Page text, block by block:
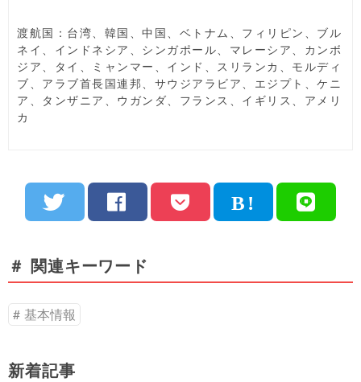
渡航国：台湾、韓国、中国、ベトナム、フィリピン、ブル
ネイ、インドネシア、シンガポール、マレーシア、カンボ
ジア、タイ、ミャンマー、インド、スリランカ、モルディ
ブ、アラブ首長国連邦、サウジアラビア、エジプト、ケニ
ア、タンザニア、ウガンダ、フランス、イギリス、アメリ
カ
＃ 関連キーワード
基本情報
新着記事